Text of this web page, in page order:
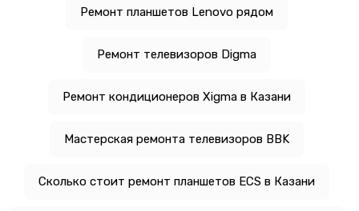
Ремонт планшетов Lenovo рядом
Ремонт телевизоров Digma
Ремонт кондиционеров Xigma в Казани
Мастерская ремонта телевизоров BBK
Сколько стоит ремонт планшетов ECS в Казани